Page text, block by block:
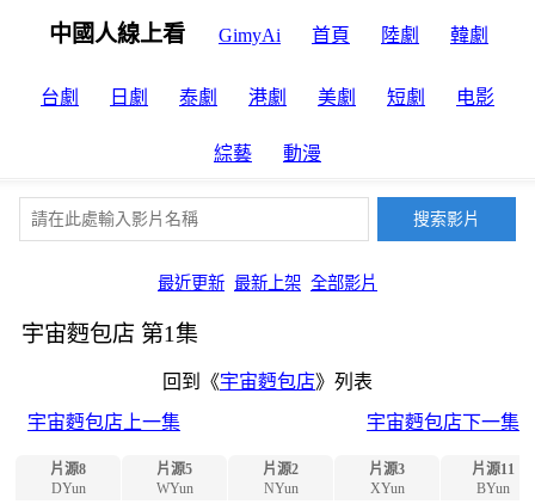
中國人線上看 GimyAi 首頁 陸劇 韓劇
台劇 日劇 泰劇 港劇 美劇 短劇 电影
綜藝 動漫
最近更新 最新上架 全部影片
宇宙麪包店 第1集
回到《宇宙麪包店》列表
宇宙麪包店上一集
宇宙麪包店下一集
片源8
DYun
片源5
WYun
片源2
NYun
片源3
XYun
片源11
BYun